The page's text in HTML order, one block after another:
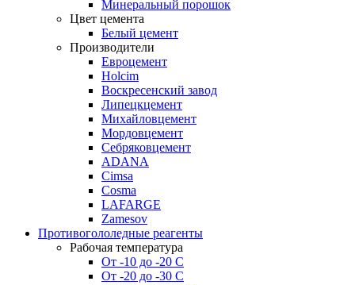
Минеральный порошок
Цвет цемента
Белый цемент
Производители
Евроцемент
Holcim
Воскресенский завод
Липецкцемент
Михайловцемент
Мордовцемент
Себряковцемент
ADANA
Cimsa
Cosma
LAFARGE
Zamesov
Противогололедные реагенты
Рабочая температура
От -10 до -20 С
От -20 до -30 С